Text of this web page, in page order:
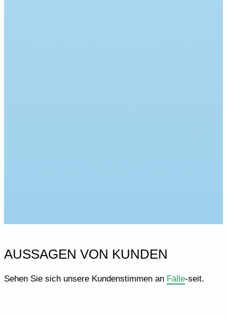
AUSSAGEN VON KUNDEN
Sehen Sie sich unsere Kundenstimmen an Fälle-seit.